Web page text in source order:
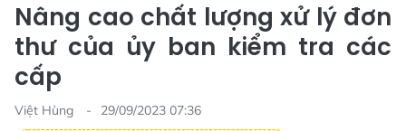
Nâng cao chất lượng xử lý đơn
thư của ủy ban kiểm tra các
cấp
Việt Hùng
29/09/2023 07:36